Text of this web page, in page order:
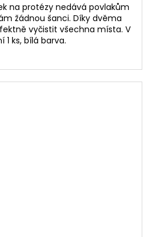
na protézy nedává povlakům
žádnou šanci. Díky dvěma
vyčistit všechna místa. V
1 ks, bílá barva.